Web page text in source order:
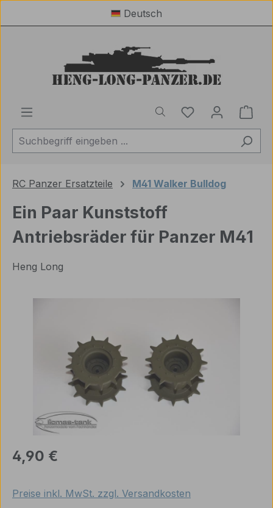
Zum Hauptinhalt springenDeutsch
Du hast 0
RC Panzer Ersatzteile M41 Walker Bulldog
Ein Paar Kunststoff
Antriebsräder für Panzer M41
Heng Long
Regulärer Preis:
4,90 €
Preise inkl. MwSt. zzgl. Versandkosten